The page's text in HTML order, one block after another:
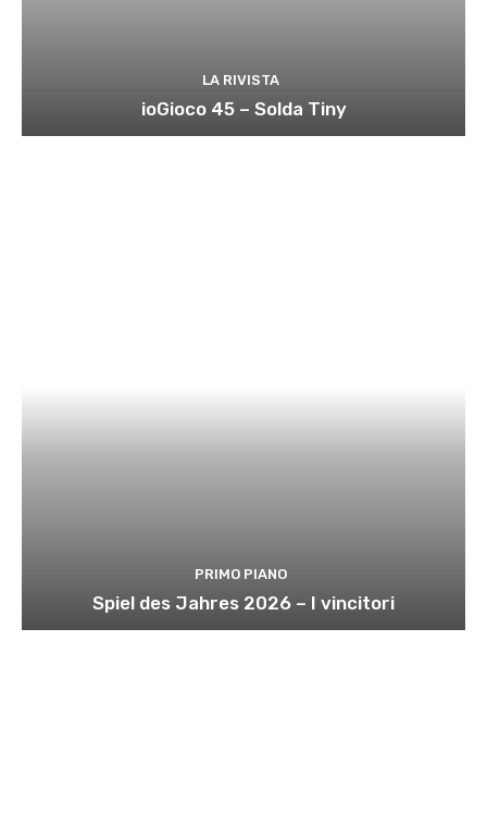
LA RIVISTA
ioGioco 45 – Solda Tiny
PRIMO PIANO
Spiel des Jahres 2026 – I vincitori